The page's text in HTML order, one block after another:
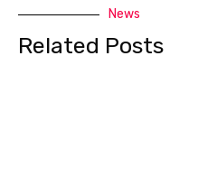
News
Related Posts